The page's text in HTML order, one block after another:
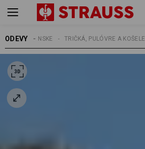
ODEVY TRIČKÁ, PULÓVRE A KOŠELE
PÁNSKE